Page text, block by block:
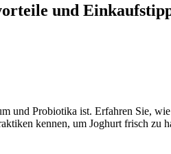
und
und Probiotika ist. Erfahren Sie,
kennen, um Joghurt frisch zu